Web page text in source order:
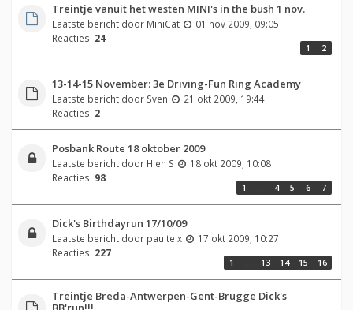
Treintje vanuit het westen MINI's in the bush 1 nov.
Laatste bericht door MiniCat
01 nov 2009, 09:05
Reacties: 24
1 2
13-14-15 November: 3e Driving-Fun Ring Academy
Laatste bericht door Sven
21 okt 2009, 19:44
Reacties: 2
Posbank Route 18 oktober 2009
Laatste bericht door H en S
18 okt 2009, 10:08
Reacties: 98
1 4 5 6 7
Dick's Birthdayrun 17/10/09
Laatste bericht door paulteix
17 okt 2009, 10:27
Reacties: 227
1 13 14 15 16
Treintje Breda-Antwerpen-Gent-Brugge Dick's